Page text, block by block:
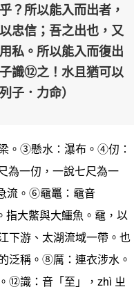
？所以能入而出者，
忠信；吾之出也，又
私。所以能入而復出
識⑫之！水且猶可以
．力命）
。③懸水：瀑布。④仞：
為一仞，一說七尺為一
流。⑥黿鼉：黿音
指大鱉與大鱷魚。黿，以
下游、太湖流域一帶。也
泛稱。⑧厲：連衣涉水。
⑫識：音「至」，zhì ㄓ